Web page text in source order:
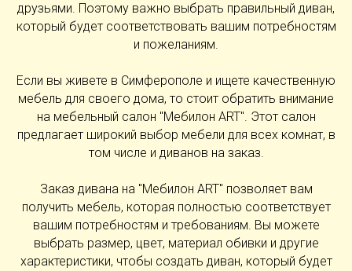
друзьями. Поэтому важно выбрать правильный диван,
который будет соответствовать вашим потребностям
и пожеланиям.
Если вы живете в Симферополе и ищете качественную
мебель для своего дома, то стоит обратить внимание
на мебельный салон "Мебилон ART". Этот салон
предлагает широкий выбор мебели для всех комнат, в
том числе и диванов на заказ.
Заказ дивана на "Мебилон ART" позволяет вам
получить мебель, которая полностью соответствует
вашим потребностям и требованиям. Вы можете
выбрать размер, цвет, материал обивки и другие
характеристики, чтобы создать диван, который будет